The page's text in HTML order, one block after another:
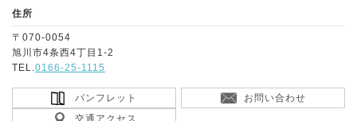
住所
〒070-0054
旭川市4条西4丁目1-2
TEL.0166-25-1115
パンフレット
お問い合わせ
交通アクセス